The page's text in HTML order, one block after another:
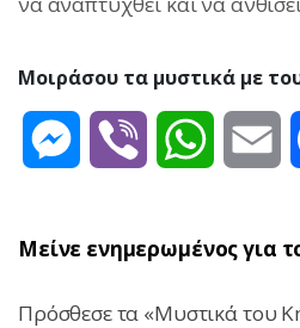
Μοιράσου τα μυστικά με
Messenger
Viber WhatsApp
Μείνε ενημερωμένος για
Πρόσθεσε τα «Μυστικά του